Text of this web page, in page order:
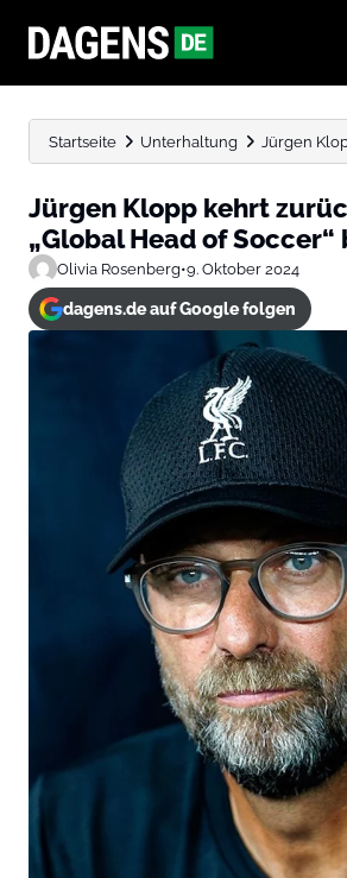
Startseite Unterhaltung Jürgen
Jürgen Klopp kehrt
„Global Head of Soccer“
Olivia Rosenberg•9. Oktober 2024
dagens.de auf Google folgen